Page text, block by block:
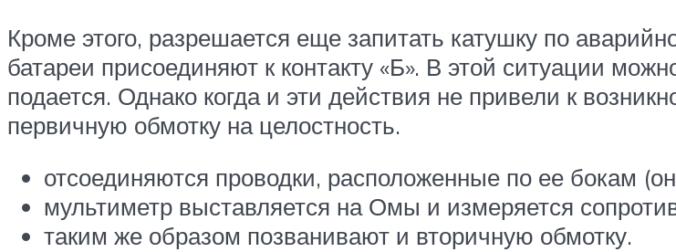
Кроме этого, разрешается еще запитать катушку по
батареи присоединяют к контакту «Б». В этой ситуации
подается. Однако когда и эти действия не привели к
первичную обмотку на целостность.
отсоединяются проводки, расположенные по ее бокам
мультиметр выставляется на Омы и измеряется
таким же образом позванивают и вторичную обмотку.